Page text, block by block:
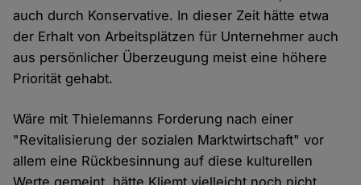
auch durch Konservative. In dieser Zeit hätte etwa
der Erhalt von Arbeitsplätzen für Unternehmer auch
aus persönlicher Überzeugung meist eine höhere
Priorität gehabt.
Wäre mit Thielemanns Forderung nach einer
"Revitalisierung der sozialen Marktwirtschaft" vor
allem eine Rückbesinnung auf diese kulturellen